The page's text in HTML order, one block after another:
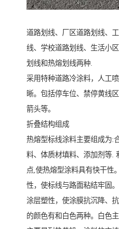
道路划线、厂区道路划线、
线、学校道路划线、生活小
划线和热熔划线两种.
采用特种道路冷涂料，人工
晰。包括停车位、禁停黄线
箭头等。
折叠结构组成
热熔型标线涂料主要组成为:
料、体质材填料、添加剂等.
点,使热熔型涂料具有快干性
性，使标线与路面粘结牢固
涂层塑性，使涂膜抗沉降、
的颜色有和白色两种。白色